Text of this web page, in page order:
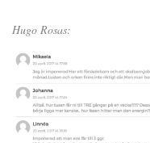
Hugo Rosas: